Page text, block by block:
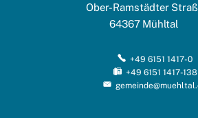
Ober-Ramstädter
64367 Mühltal
+49 6151 1417-0
+49 6151 1417-138